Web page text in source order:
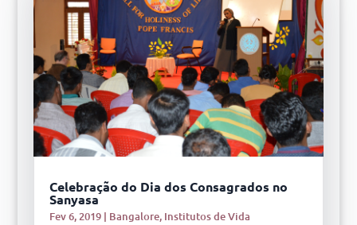
Celebração do Dia dos Consagrados no
Sanyasa
Fev 6, 2019| Bangalore, Institutos de Vida